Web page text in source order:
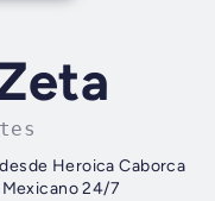
Heroica Caborca
24/7